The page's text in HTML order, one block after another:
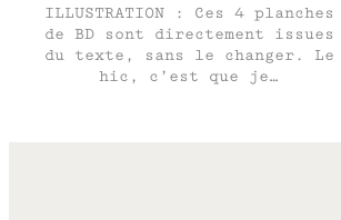
ILLUSTRATION : Ces 4 planches
de BD sont directement issues
du texte, sans le changer. Le
hic, c’est que je…